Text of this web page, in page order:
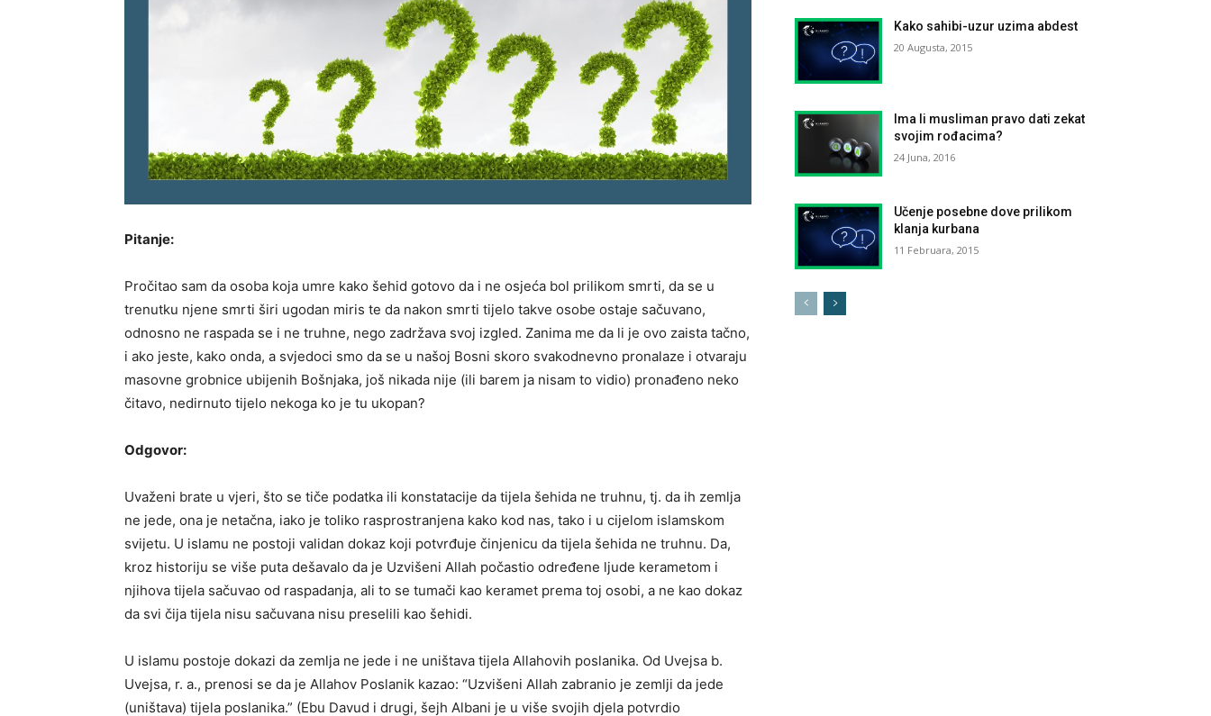
Pitanje:
Pročitao sam da osoba koja umre kako šehid gotovo da i ne osjeća bol prilikom smrti, da se u
trenutku njene smrti širi ugodan miris te da nakon smrti tijelo takve osobe ostaje sačuvano,
odnosno ne raspada se i ne truhne, nego zadržava svoj izgled. Zanima me da li je ovo zaista tačno,
i ako jeste, kako onda, a svjedoci smo da se u našoj Bosni skoro svakodnevno pronalaze i otvaraju
masovne grobnice ubijenih Bošnjaka, još nikada nije (ili barem ja nisam to vidio) pronađeno neko
čitavo, nedirnuto tijelo nekoga ko je tu ukopan?
Odgovor:
Uvaženi brate u vjeri, što se tiče podatka ili konstatacije da tijela šehida ne truhnu, tj. da ih zemlja
ne jede, ona je netačna, iako je toliko rasprostranjena kako kod nas, tako i u cijelom islamskom
svijetu. U islamu ne postoji validan dokaz koji potvrđuje činjenicu da tijela šehida ne truhnu. Da,
kroz historiju se više puta dešavalo da je Uzvišeni Allah počastio određene ljude kerametom i
njihova tijela sačuvao od raspadanja, ali to se tumači kao keramet prema toj osobi, a ne kao dokaz
da svi čija tijela nisu sačuvana nisu preselili kao šehidi.
U islamu postoje dokazi da zemlja ne jede i ne uništava tijela Allahovih poslanika. Od Uvejsa b.
Uvejsa, r. a., prenosi se da je Allahov Poslanik kazao: “Uzvišeni Allah zabranio je zemlji da jede
(uništava) tijela poslanika.” (Ebu Davud i drugi, šejh Albani je u više svojih djela potvrdio
Kako sahibi-uzur uzima abdest
20 Augusta, 2015
Ima li musliman pravo dati zekat
svojim rođacima?
24 Juna, 2016
Učenje posebne dove prilikom
klanja kurbana
11 Februara, 2015